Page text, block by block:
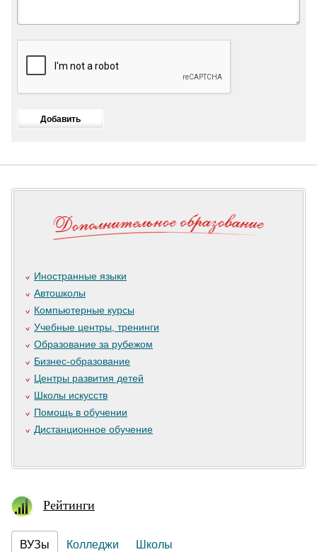
Иностранные языки
Автошколы
Компьютерные курсы
Учебные центры, тренинги
Образование за рубежом
Бизнес-образование
Центры развития детей
Школы искусств
Помощь в обучении
Дистанционное обучение
Рейтинги
ВУЗы Колледжи
Школы